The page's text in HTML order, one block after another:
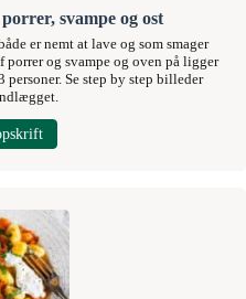
svampe og ost
er nemt at lave og som smager
porrer og svampe og oven på ligger
personer. Se step by step billeder